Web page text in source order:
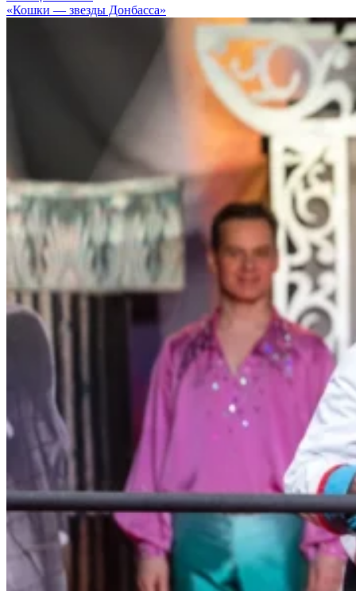
«Кошки — звезды Донбасса»